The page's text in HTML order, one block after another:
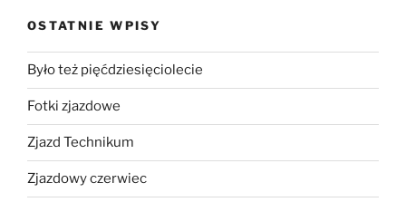
OSTATNIE WPISY
Było też pięćdziesięciolecie
Fotki zjazdowe
Zjazd Technikum
Zjazdowy czerwiec